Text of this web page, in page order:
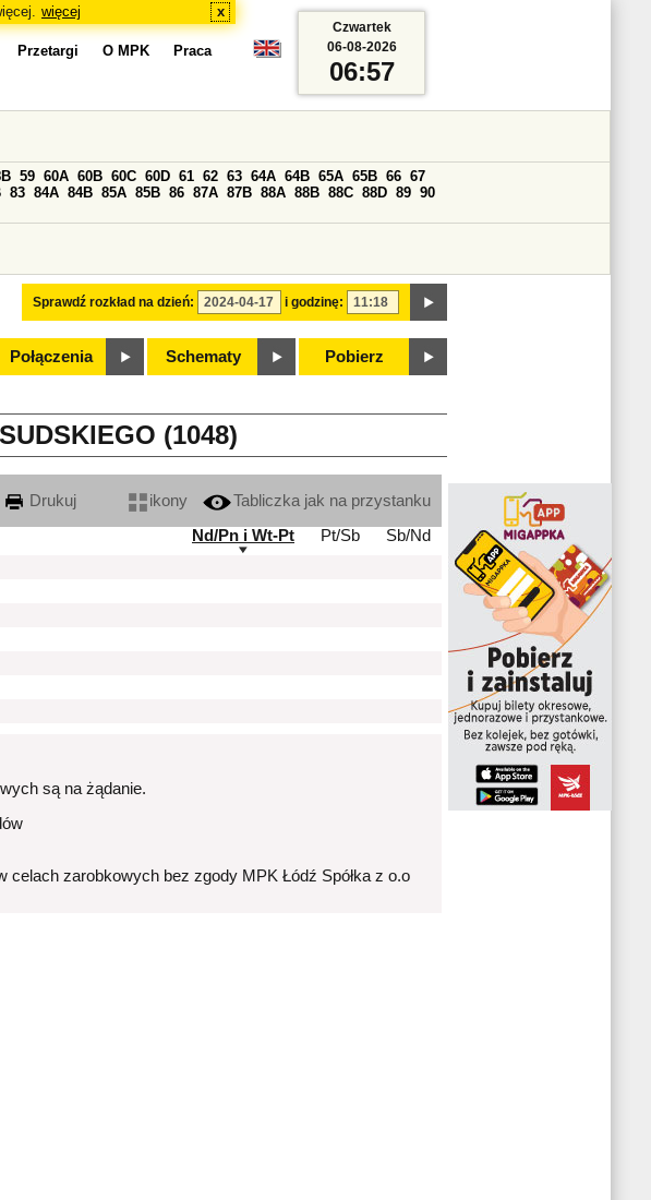
więcej x
Przetargi O MPK Praca
Sprawdź rozkład na dzień: i godzinę:
59 60A 60B 60C 60D 61 62 63 64A 64B 65A 65B 66 67
83 84A 84B 85A 85B 86 87A 87B 88A 88B 88C 88D 89 90
Połączenia Schematy Pobierz
Czwartek
06-08-2026
06:57
(1048)
Drukuj ikony
Tabliczka jak na przystanku
Nd/Pn i Wt-Pt
Pt/Sb
Sb/Nd
są na żądanie.
celach zarobkowych bez zgody MPK Łódź Spółka z o.o